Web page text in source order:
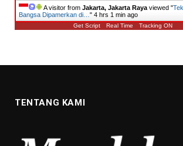
A visitor from Jakarta, Jakarta Raya viewed "
Bangsa Dipamerkan di… " 4 hrs 1 min ago
Get Script Real Time Tracking ON
TENTANG KAMI